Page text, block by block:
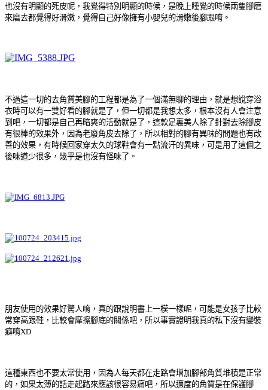
也沒有明顯的死皮呢，我覺得特別明顯的時候，是晚上睡覺的時候兩隻腳磨
來磨去都覺得好滑嫩，覺得自己好像擁有小嬰兒的滑嫩後腳跟唷。
不過這一切的去角質美腳的工程都是為了一個滿無聊的理由，就是想說穿浴
衣時可以有一雙好看的腳就是了，但一切都是我想太多，根本沒有人會注意
到吧，一切都是自己再暗爽的活動就是了，這款足裏美人除了針對去除腳皮
有很棒的效果外，因為老廢角皮去除了，所以相對的腳有異味的問題也有改
善的效果，有時候回家穿太久的球鞋會有一點流汗的異味，可是用了這個之
後味道少很多，幾乎是也沒有怪味了。
朋友使用的效果好驚人唷，真的跟說明書上一模一樣呢，可能是女孩子比較
常穿高跟鞋，比較會摩擦腳底的關係吧，所以事實證明我真的私下沒有變裝
癖唷XD
這種東西也不要太常使用，因為人每天都在走路會增加腳部角質堆積是正常
的，如果太薄的話走起路來應該很容易痛吧，所以適度的角質是在保護腳